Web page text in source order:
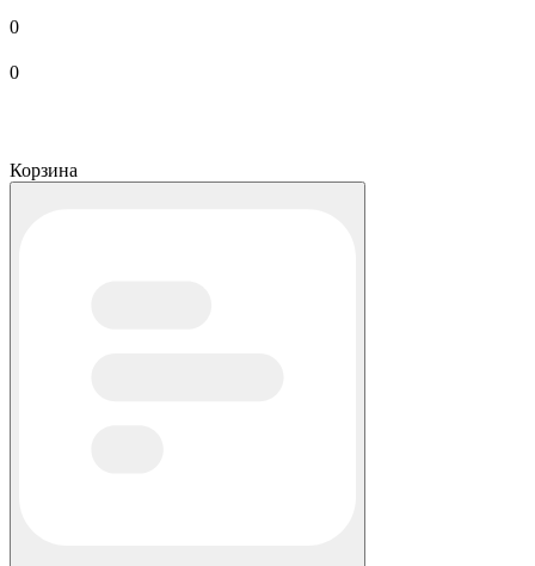
0
0
Корзина